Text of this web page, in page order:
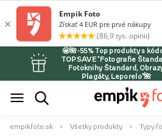
🤩🌺-55% Top produkty s
TOPSAVE *Fotografie
Fotoknihy Štandard,
Plagáty, Leporelo*🌺
empikfoto.sk Všetky produkty Typy